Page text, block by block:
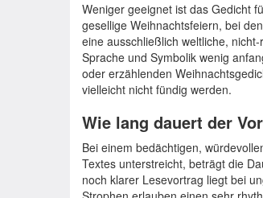
Weniger geeignet ist das Gedicht
gesellige Weihnachtsfeiern, bei
eine ausschließlich weltliche,
Sprache und Symbolik wenig
oder erzählenden
vielleicht nicht fündig werden.
Wie lang dauert der
Bei einem bedächtigen,
Textes unterstreicht, beträgt die
noch klarer Lesevortrag liegt bei